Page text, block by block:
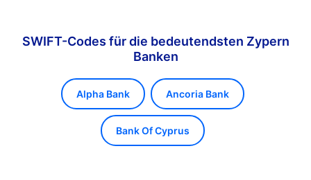
SWIFT-Codes für die bedeutendsten Zypern
Banken
Alpha Bank Ancoria Bank
Bank Of Cyprus